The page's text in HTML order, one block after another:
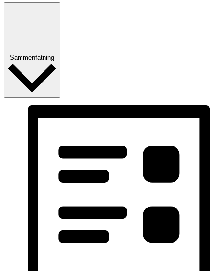
Sammenfatning